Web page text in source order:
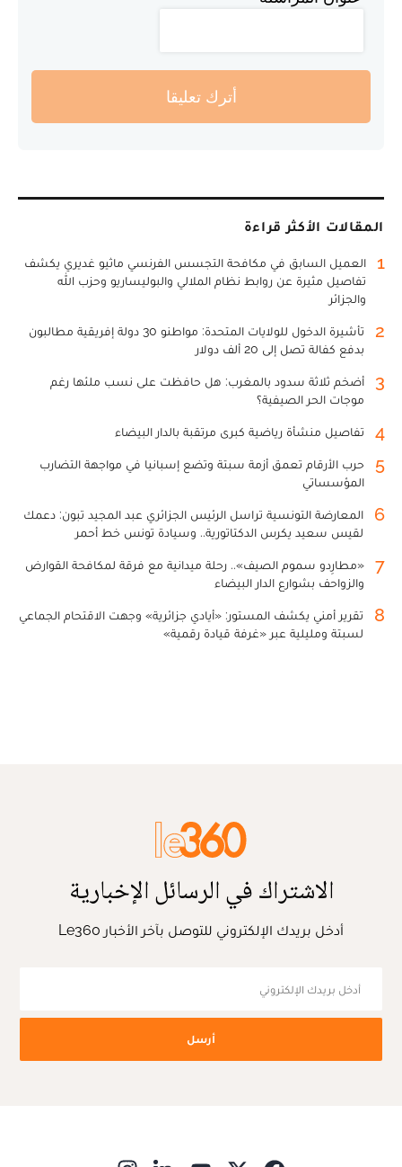
أترك تعليقا
المقالات الأكثر قراءة
1
العميل السابق في مكافحة التجسس الفرنسي ماثيو غديري يكشف
تفاصيل مثيرة عن روابط نظام الملالي والبوليساريو وحزب الله
والجزائر
2
تأشيرة الدخول للولايات المتحدة: مواطنو 30 دولة إفريقية مطالبون
بدفع كفالة تصل إلى 20 ألف دولار
3
أضخم ثلاثة سدود بالمغرب: هل حافظت على نسب ملئها رغم
موجات الحر الصيفية؟
4 تفاصيل منشأة رياضية كبرى مرتقبة بالدار البيضاء
5
حرب الأرقام تعمق أزمة سبتة وتضع إسبانيا في مواجهة التضارب
المؤسساتي
6
المعارضة التونسية تراسل الرئيس الجزائري عبد المجيد تبون: دعمك
لقيس سعيد يكرس الدكتاتورية.. وسيادة تونس خط أحمر
7
«مطارِدو سموم الصيف».. رحلة ميدانية مع فرقة لمكافحة القوارض
والزواحف بشوارع الدار البيضاء
8
تقرير أمني يكشف المستور: «أيادي جزائرية» وجهت الاقتحام الجماعي
لسبتة ومليلية عبر «غرفة قيادة رقمية»
الاشتراك في الرسائل الإخبارية
أدخل بريدك الإلكتروني للتوصل بآخر الأخبار Le360
أرسل